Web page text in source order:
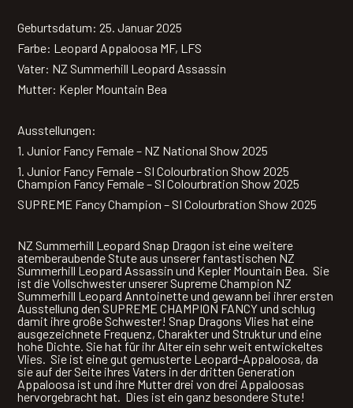
Geburtsdatum: 25. Januar 2025
Farbe: Leopard Appaloosa MF, LFS
Vater: NZ Summerhill Leopard Assassin
Mutter: Kepler Mountain Bea
Ausstellungen:
1. Junior Fancy Female – NZ National Show 2025
1. Junior Fancy Female – SI Colourbration Show 2025
Champion Fancy Female – SI Colourbration Show 2025
SUPREME Fancy Champion – SI Colourbration Show 2025
NZ Summerhill Leopard Snap Dragon ist eine weitere
atemberaubende Stute aus unserer fantastischen NZ
Summerhill Leopard Assassin und Kepler Mountain Bea. Sie
ist die Vollschwester unserer Supreme Champion NZ
Summerhill Leopard Anntoinette und gewann bei ihrer ersten
Ausstellung den SUPREME CHAMPION FANCY und schlug
damit ihre große Schwester! Snap Dragons Vlies hat eine
ausgezeichnete Frequenz, Charakter und Struktur und eine
hohe Dichte. Sie hat für ihr Alter ein sehr weit entwickeltes
Vlies. Sie ist eine gut gemusterte Leopard-Appaloosa, da
sie auf der Seite ihres Vaters in der dritten Generation
Appaloosa ist und ihre Mutter drei von drei Appaloosas
hervorgebracht hat. Dies ist ein ganz besondere Stute!